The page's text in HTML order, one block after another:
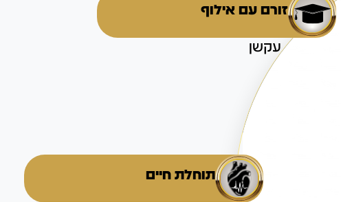
זורם עם אילוף
עקשן
תוחלת חיים